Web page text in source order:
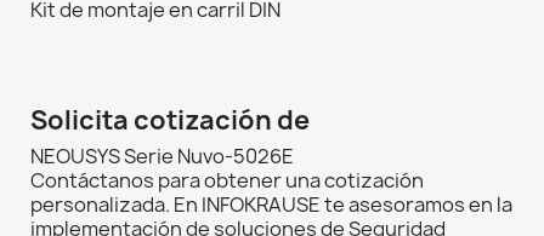
Kit de montaje en carril DIN
Solicita cotización de
NEOUSYS Serie Nuvo-5026E
Contáctanos para obtener una cotización
personalizada. En INFOKRAUSE te asesoramos en la
implementación de soluciones de Seguridad